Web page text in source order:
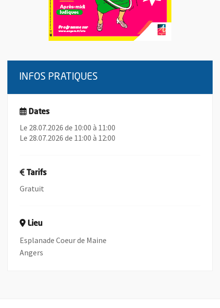
INFOS PRATIQUES
Dates
Le 28.07.2026 de 10:00 à 11:00
Le 28.07.2026 de 11:00 à 12:00
Tarifs
Gratuit
Lieu
Esplanade Coeur de Maine
Angers